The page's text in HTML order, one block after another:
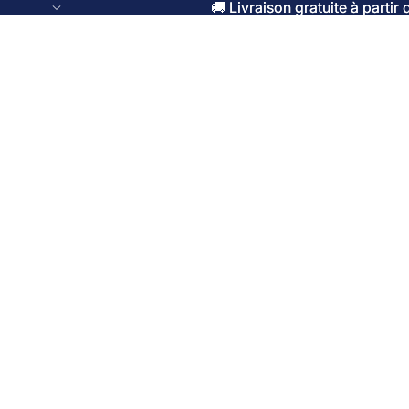
🚚 Livraison gratuite à partir
🚚 Livraison gratuite à partir